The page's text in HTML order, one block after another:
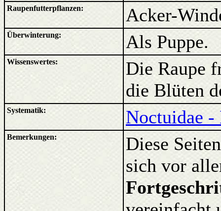
Raupenfutterpflanzen: Acker-
Überwinterung: Als Puppe.
Wissenswertes:
Die Raupe
die Blüten
Systematik: Noctuidae
Bemerkungen:
Diese
sich vor